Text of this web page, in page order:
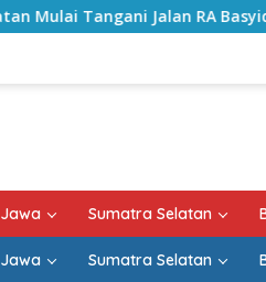
Basyid, Kontrak Proyek Sudah
Sumatra Selatan
Sumatra Selatan